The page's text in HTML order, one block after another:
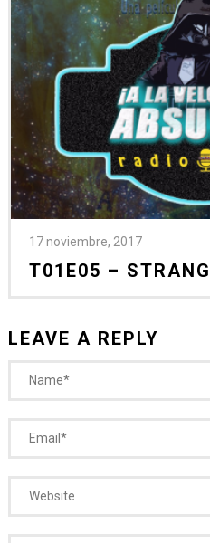
17 noviembre, 2017
T01E05 –
LEAVE A REPLY